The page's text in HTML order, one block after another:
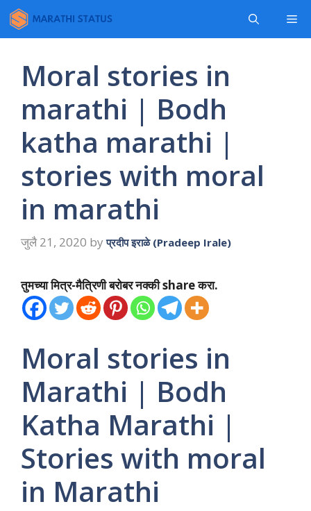
Skip
to
content
Moral stories in
marathi | Bodh
katha marathi |
stories with moral
in marathi
जुलै 21, 2020 byप्रदीप इराळे (Pradeep Irale)
तुमच्या मित्र-मैत्रिणी बरोबर नक्की share करा.
Moral stories in
Marathi | Bodh
Katha Marathi |
Stories with moral
in Marathi